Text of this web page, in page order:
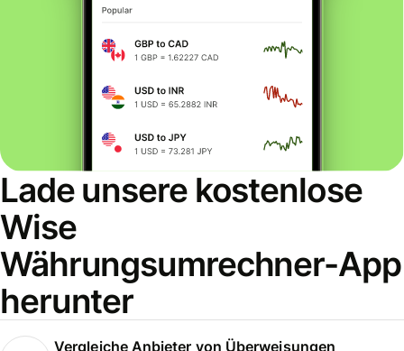
Lade unsere kostenlose
Wise
Währungsumrechner-App
herunter
Vergleiche Anbieter von Überweisungen